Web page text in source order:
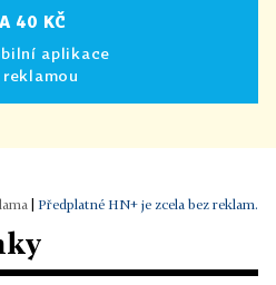
40 KČ
aplikace
reklamou
Předplatné HN+ je zcela bez reklam.